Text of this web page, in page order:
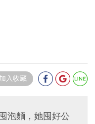
加入收藏
泡麵，她囤好公